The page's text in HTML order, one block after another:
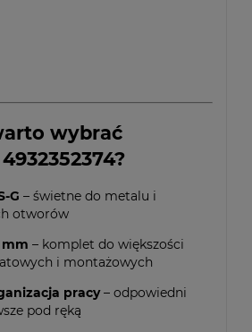
wybrać
G – świetne do metalu i
otworów
mm – komplet do większości
i montażowych
pracy– odpowiedni
pod ręką